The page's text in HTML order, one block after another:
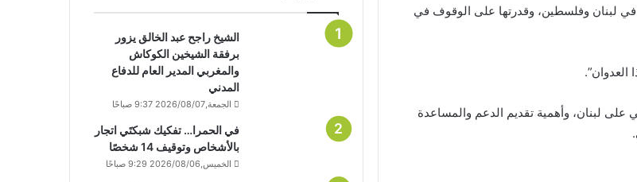
في لبنان وفلسطين، وقدرتها على الوقوف في
لبنان، وأهمية تقديم الدعم والمساعدة
الشيخ راجح عبد الخالق يزور
برفقة الشيخين الكوكاش
والمغربي المدير العام للدفاع
المدني
الجمعة,2026/08/07 9:37 صباحًا
في الحمرا… تفكيك شبكتَي اتجار
بالأشخاص وتوقيف 14 شخصًا
الخميس,2026/08/06 9:29 صباحًا